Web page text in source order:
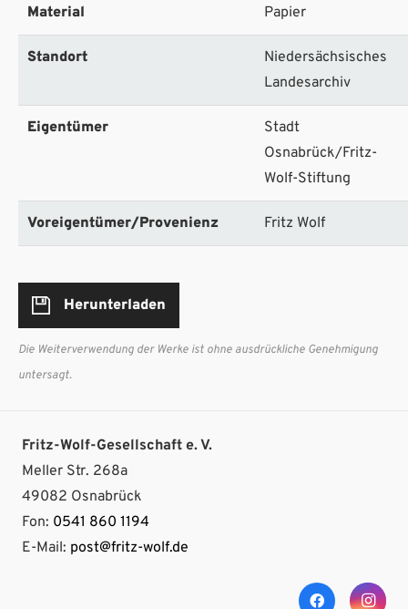
Material Papier
Standort
Niedersächsisches
Landesarchiv
Eigentümer
Stadt
Osnabrück/Fritz-
Wolf-Stiftung
Voreigentümer/Provenienz Fritz Wolf
Herunterladen
Die Weiterverwendung der Werke ist ohne ausdrückliche Genehmigung
untersagt.
Fritz-Wolf-Gesellschaft e. V.
Meller Str. 268a
49082 Osnabrück
Fon: 0541 860 1194
E-Mail: post@fritz-wolf.de